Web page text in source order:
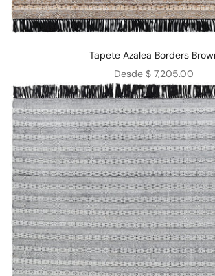
Tapete Azalea Borders
Precio de oferta
Desde $ 7,205.00